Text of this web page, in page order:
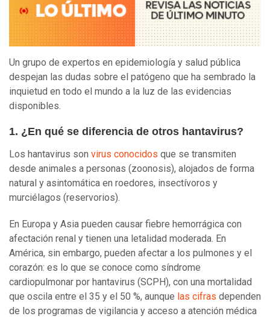
Un grupo de expertos en epidemiología y salud pública
despejan las dudas sobre el patógeno que ha sembrado la
inquietud en todo el mundo a la luz de las evidencias
disponibles.
1. ¿En qué se diferencia de otros hantavirus?
Los hantavirus son virus conocidos que se transmiten
desde animales a personas (zoonosis), alojados de forma
natural y asintomática en roedores, insectívoros y
murciélagos (reservorios).
En Europa y Asia pueden causar fiebre hemorrágica con
afectación renal y tienen una letalidad moderada. En
América, sin embargo, pueden afectar a los pulmones y el
corazón: es lo que se conoce como síndrome
cardiopulmonar por hantavirus (SCPH), con una mortalidad
que oscila entre el 35 y el 50 %, aunque las cifras dependen
de los programas de vigilancia y acceso a atención médica